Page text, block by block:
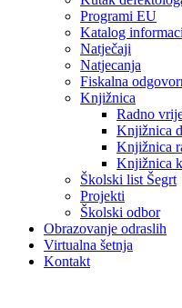
Programi EU
Katalog
Natječaji
Natjecanja
Fiskalna
Knjižnica
Radno
Knjižnica
Knjižnica
Knjižnica
Školski list Šegrt
Projekti
Školski odbor
Obrazovanje odraslih
Virtualna šetnja
Kontakt